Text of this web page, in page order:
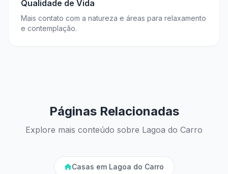
Qualidade de Vida
Mais contato com a natureza e áreas para relaxamento
e contemplação.
Páginas Relacionadas
Explore mais conteúdo sobre Lagoa do Carro
Casas em Lagoa do Carro